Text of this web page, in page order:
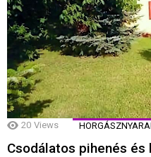
20 Views
Csodálatos pihenés és